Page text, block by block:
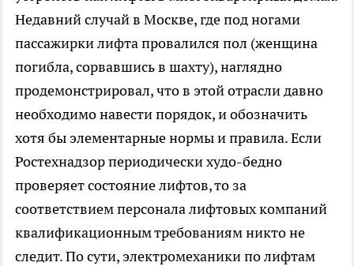
Недавний случай в Москве, где под ногами
пассажирки лифта провалился пол (женщина
погибла, сорвавшись в шахту), наглядно
продемонстрировал, что в этой отрасли давно
необходимо навести порядок, и обозначить
хотя бы элементарные нормы и правила. Если
Ростехнадзор периодически худо-бедно
проверяет состояние лифтов, то за
соответствием персонала лифтовых компаний
квалификационным требованиям никто не
следит. По сути, электромеханики по лифтам